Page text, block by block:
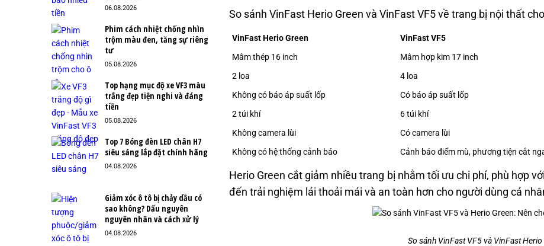
So sánh VinFast Herio Green và VinFast VF5 về trang bị nội thất
VinFast Herio Green
VinFast VF5
Mâm thép 16 inch
Mâm hợp kim 17 inch
2 loa
4 loa
Không có báo áp suất lốp
Có báo áp suất lốp
2 túi khí
6 túi khí
Không camera lùi
Có camera lùi
Không có hệ thống cảnh báo
Cảnh báo điểm mù, phương tiện cắt
Herio Green cắt giảm nhiều trang bị nhằm tối ưu chi phí, phù hợp
đến trải nghiệm lái thoải mái và an toàn hơn cho người dùng cá
So sánh VinFast VF5 và VinFast Herio
06.08.2026
Phim cách nhiệt chống nhìn
trộm màu đen, tăng sự riêng
tư
05.08.2026
Top hạng mục độ xe VF3 màu
trắng đẹp tiện nghi và đáng
tiền
05.08.2026
Top 7 Bóng đèn LED chân H7
siêu sáng lắp đặt chính hãng
04.08.2026
Giảm xóc ô tô bị chảy dầu có
sao không? Dấu nguyên
nguyên nhân và cách xử lý
04.08.2026